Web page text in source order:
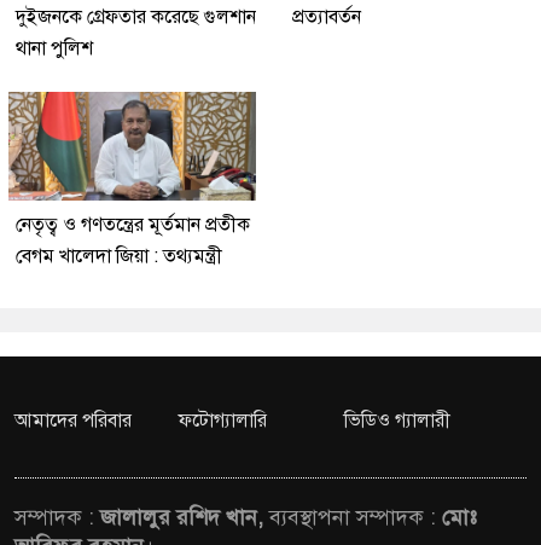
দুইজনকে গ্রেফতার করেছে গুলশান
থানা পুলিশ
প্রত্যাবর্তন
নেতৃত্ব ও গণতন্ত্রের মূর্তমান প্রতীক
বেগম খালেদা জিয়া : তথ্যমন্ত্রী
আমাদের পরিবার ফটোগ্যালারি ভিডিও গ্যালারী
সম্পাদক :জালালুর রশিদ খান,ব্যবস্থাপনা সম্পাদক : মোঃ